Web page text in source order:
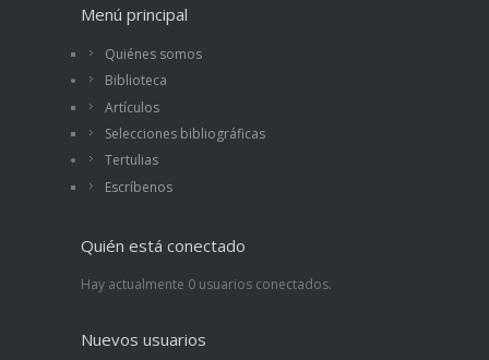
Menú principal
Quiénes somos
Biblioteca
Artículos
Selecciones bibliográficas
Tertulias
Escríbenos
Quién está conectado
Hay actualmente 0 usuarios conectados.
Nuevos usuarios